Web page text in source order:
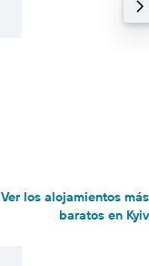
Ver los alojamientos más
baratos en Kyiv